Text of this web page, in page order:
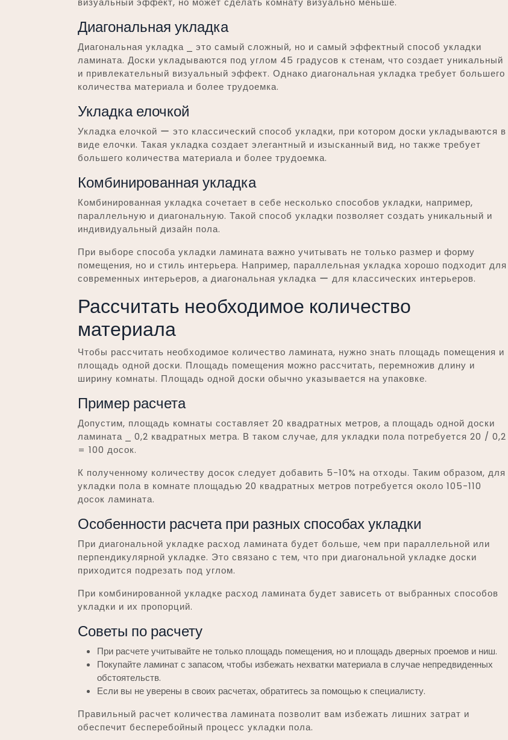
Диагональная укладка
Диагональная укладка ⎯ это самый сложный, но и самый эффектный способ укладки
ламината. Доски укладываются под углом 45 градусов к стенам, что создает уникальный
и привлекательный визуальный эффект. Однако диагональная укладка требует большего
количества материала и более трудоемка.
Укладка елочкой
Укладка елочкой ー это классический способ укладки, при котором доски укладываются в
виде елочки. Такая укладка создает элегантный и изысканный вид, но также требует
большего количества материала и более трудоемка.
Комбинированная укладка
Комбинированная укладка сочетает в себе несколько способов укладки, например,
параллельную и диагональную. Такой способ укладки позволяет создать уникальный и
индивидуальный дизайн пола.
При выборе способа укладки ламината важно учитывать не только размер и форму
помещения, но и стиль интерьера. Например, параллельная укладка хорошо подходит для
современных интерьеров, а диагональная укладка ー для классических интерьеров.
Рассчитать необходимое количество
материала
Чтобы рассчитать необходимое количество ламината, нужно знать площадь помещения и
площадь одной доски. Площадь помещения можно рассчитать, перемножив длину и
ширину комнаты. Площадь одной доски обычно указывается на упаковке.
Пример расчета
Допустим, площадь комнаты составляет 20 квадратных метров, а площадь одной доски
ламината ⎯ 0,2 квадратных метра. В таком случае, для укладки пола потребуется 20 / 0,2
= 100 досок.
К полученному количеству досок следует добавить 5-10% на отходы. Таким образом, для
укладки пола в комнате площадью 20 квадратных метров потребуется около 105-110
досок ламината.
Особенности расчета при разных способах укладки
При диагональной укладке расход ламината будет больше, чем при параллельной или
перпендикулярной укладке. Это связано с тем, что при диагональной укладке доски
приходится подрезать под углом.
При комбинированной укладке расход ламината будет зависеть от выбранных способов
укладки и их пропорций.
Советы по расчету
При расчете учитывайте не только площадь помещения, но и площадь дверных проемов и ниш.
Покупайте ламинат с запасом, чтобы избежать нехватки материала в случае непредвиденных
обстоятельств.
Если вы не уверены в своих расчетах, обратитесь за помощью к специалисту.
Правильный расчет количества ламината позволит вам избежать лишних затрат и
обеспечит бесперебойный процесс укладки пола.